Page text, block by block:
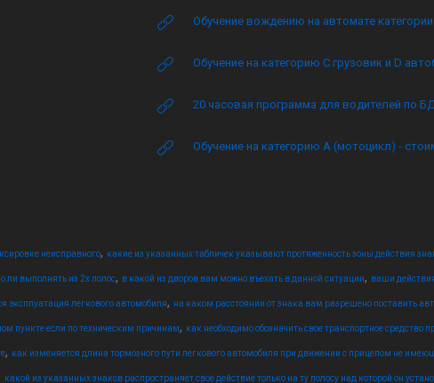
Обучение вождению на автомате
Обучение на категорию C грузовик и D
20 часовая программа для водителей по
Обучение на категорию А (мотоцикл) -
неисправного, какие из указанных табличек указывают протяженность зоны действия
ли выполнять из 2х полос, в какой из дворов вам можно въехать в данной ситуации, ваши
эксплуатация легкового автомобиля, на каком расстоянии от знака вам разрешено поставить
пункте если по техническим причинам, как необходимо обозначить свое транспортное средство
, как изменяется длина тормозного пути легкового автомобиля при движении с прицепом не
какой из указанных знаков распространяет свое действие только на ту полосу над которой он